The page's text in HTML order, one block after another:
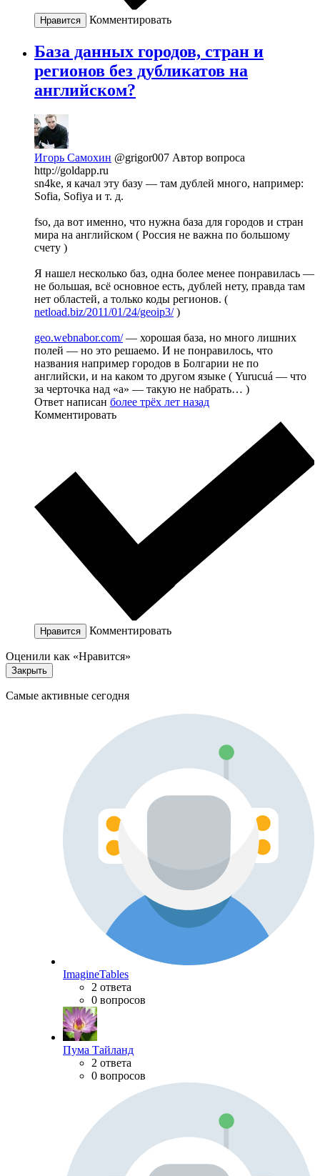
Нравится Комментировать
База данных городов, стран и
регионов без дубликатов на
английском?
Игорь Самохин @grigor007 Автор вопроса
http://goldapp.ru
sn4ke, я качал эту базу — там дублей много, например:
Sofia, Sofiya и т. д.
fso, да вот именно, что нужна база для городов и стран
мира на английском ( Россия не важна по большому
счету )
Я нашел несколько баз, одна более менее понравилась —
не большая, всё основное есть, дублей нету, правда там
нет областей, а только коды регионов. (
netload.biz/2011/01/24/geoip3/)
geo.webnabor.com/— хорошая база, но много лишних
полей — но это решаемо. И не понравилось, что
названия например городов в Болгарии не по
английски, и на каком то другом языке ( Yurucuá — что
за черточка над «а» — такую не набрать… )
Ответ написан более трёх лет назад
Комментировать
Нравится Комментировать
Оценили как «Нравится»
Закрыть
Самые активные сегодня
ImagineTables
2 ответа
0 вопросов
Пума Тайланд
2 ответа
0 вопросов